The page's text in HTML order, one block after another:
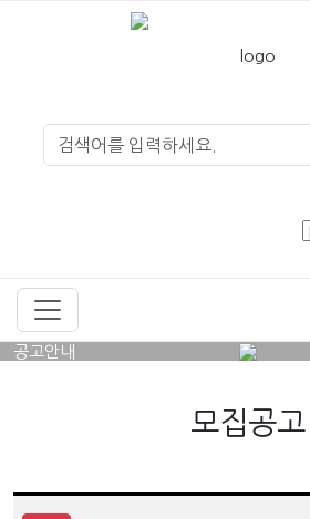
공고안내
모집공고